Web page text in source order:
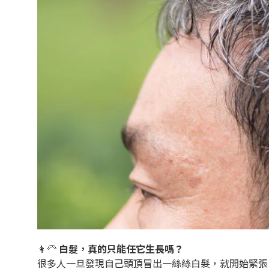
👩‍🦳 白髮，真的只能任它生長嗎？
很多人一旦發現自己頭頂冒出一絲絲白髮，就開始緊